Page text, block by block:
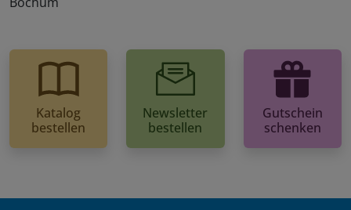
Katalog
bestellen
Newsletter
bestellen
Gutschein
schenken